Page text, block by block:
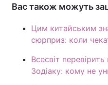
Вас також можуть
Цим китайським
сюрприз: коли
Всесвіт перевірить
Зодіаку: кому не